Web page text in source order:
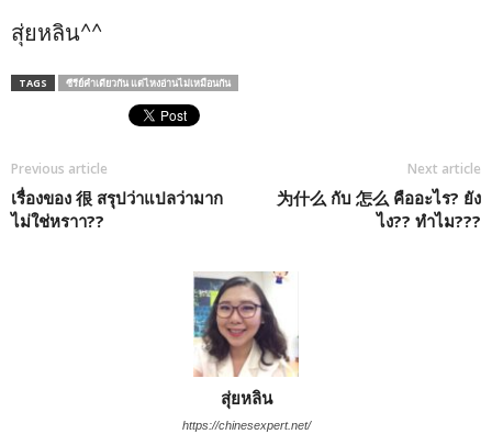
สุ่ยหลิน^^
TAGS ซีรีย์คำเดียวกัน แต่ไหงอ่านไม่เหมือนกัน
Previous article
เรื่องของ 很 สรุปว่าแปลว่ามาก
ไม่ใช่หราา??
Next article
为什么 กับ 怎么 คืออะไร? ยัง
ไง?? ทำไม???
สุ่ยหลิน
https://chinesexpert.net/